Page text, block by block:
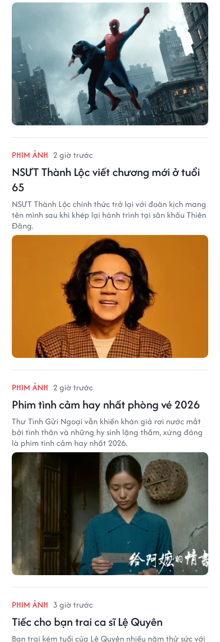
PHIM ẢNH 2 giờ trước
NSƯT Thành Lộc viết chương mới ở tuổi
65
NSƯT Thành Lộc chính thức trở lại với đoàn kịch mang
tên mình sau khi khép lại hành trình tại sân khấu Thiên
Đăng.
PHIM ẢNH 2 giờ trước
Phim tình cảm hay nhất phòng vé 2026
Thư Tình Gửi Ngoại vẫn khiến khán giả rơi nước mắt
bởi tình thân và những hy sinh lặng thầm, xứng đáng
là phim tình cảm hay nhất 2026.
PHIM ẢNH 3 giờ trước
Tiếc cho bạn trai ca sĩ Lệ Quyên
Bạn trai kém tuổi của Lệ Quyên nhiều năm thử sức với